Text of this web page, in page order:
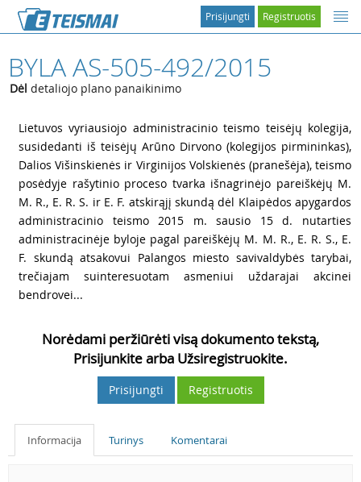
Registruotis
Prisijungti
BYLA AS-505-492/2015
Dėl detaliojo plano panaikinimo
Lietuvos vyriausiojo administracinio teismo teisėjų kolegija,
susidedanti iš teisėjų Arūno Dirvono (kolegijos pirmininkas),
Dalios Višinskienės ir Virginijos Volskienės (pranešėja), teismo
posėdyje rašytinio proceso tvarka išnagrinėjo pareiškėjų M.
M. R., E. R. S. ir E. F. atskirąjį skundą dėl Klaipėdos apygardos
administracinio teismo 2015 m. sausio 15 d. nutarties
administracinėje byloje pagal pareiškėjų M. M. R., E. R. S., E.
F. skundą atsakovui Palangos miesto savivaldybės tarybai,
trečiajam suinteresuotam asmeniui uždarajai akcinei
bendrovei...
Norėdami peržiūrėti visą dokumento tekstą,
Prisijunkite arba Užsiregistruokite.
Prisijungti Registruotis
Informacija Turinys Komentarai